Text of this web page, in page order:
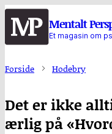
Hopp
til
hovedinnhold
Mentalt
Et magasin om
Forside Hodebry
Det er ikke
ærlig på